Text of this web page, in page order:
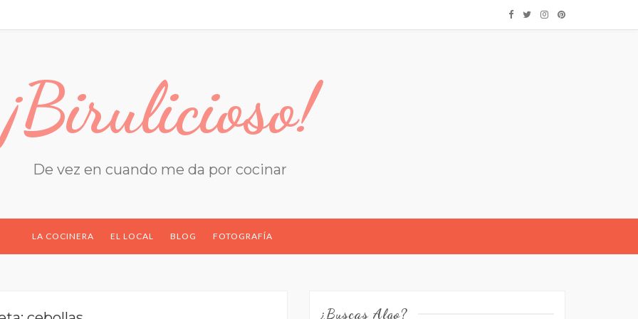
¡Birulicioso!
De vez en cuando me da por cocinar
LA COCINERA EL LOCAL BLOG FOTOGRAFÍA
¿Buscas Algo?